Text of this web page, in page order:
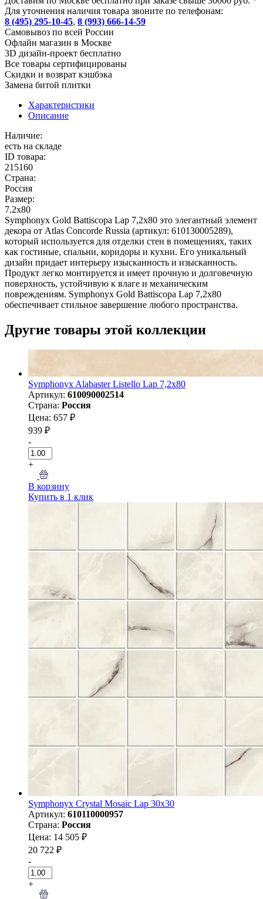
Для уточнения наличия товара звоните по телефонам:
8 (495) 295-10-45, 8 (993) 666-14-59
Cамовывоз по всей России
Офлайн магазин в Москве
3D дизайн-проект бесплатно
Все товары сертифицированы
Скидки и возврат кэшбэка
Замена битой плитки
Характеристики
Описание
Наличие:
есть на складе
ID товара:
215160
Страна:
Россия
Размер:
7.2x80
Symphonyx Gold Battiscopa Lap 7,2x80 это элегантный элемент
декора от Atlas Concorde Russia (артикул: 610130005289),
который используется для отделки стен в помещениях, таких
как гостиные, спальни, коридоры и кухни. Его уникальный
дизайн придает интерьеру изысканность и изысканность.
Продукт легко монтируется и имеет прочную и долговечную
поверхность, устойчивую к влаге и механическим
повреждениям. Symphonyx Gold Battiscopa Lap 7,2x80
обеспечивает стильное завершение любого пространства.
Другие товары этой коллекции
Symphonyx Alabaster Listello Lap 7,2x80
Артикул: 610090002514
Страна: Россия
Цена: 657 ₽
939 ₽
-
+
В корзину
Купить в 1 клик
Symphonyx Crystal Mosaic Lap 30х30
Артикул: 610110000957
Страна: Россия
Цена: 14 505 ₽
20 722 ₽
-
+